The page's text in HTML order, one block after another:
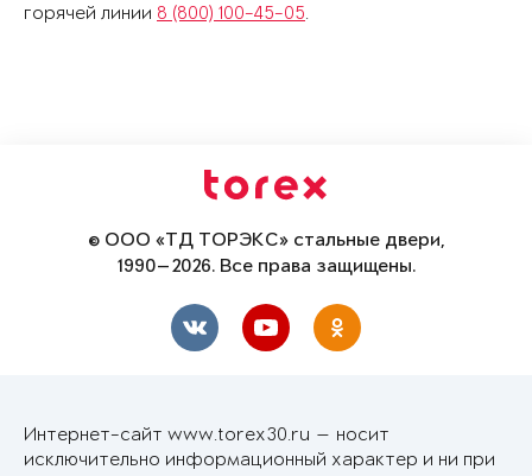
горячей линии 8 (800) 100-45-05.
© ООО «ТД ТОРЭКС» стальные двери,
1990—2026. Все права защищены.
Интернет-сайт www.torex30.ru — носит
исключительно информационный характер и ни при